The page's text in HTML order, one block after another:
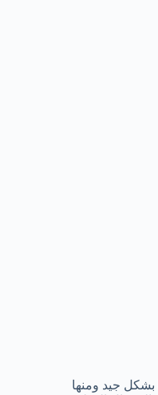
بشكل جيد ومنها